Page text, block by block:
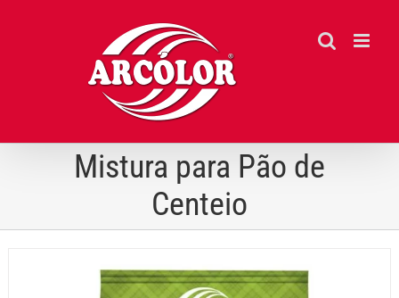
Mistura para Pão de
Centeio